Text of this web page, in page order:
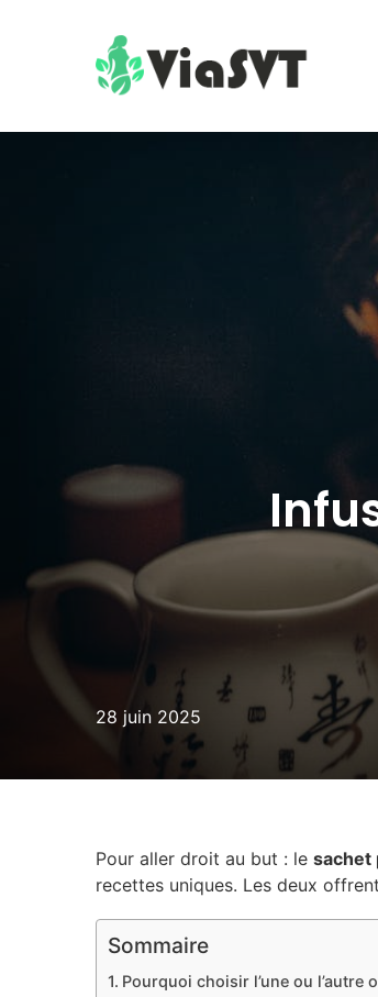
28 juin 2025
Pour aller droit au but : le sachet
recettes uniques. Les deux
Sommaire
Pourquoi choisir l’une ou l’autre